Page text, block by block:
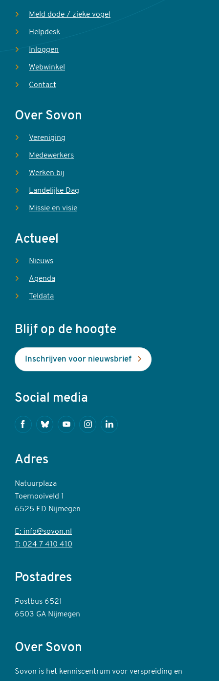
Meld dode / zieke vogel
Helpdesk
Inloggen
Webwinkel
Contact
Over Sovon
Vereniging
Medewerkers
Werken bij
Landelijke Dag
Missie en visie
Actueel
Nieuws
Agenda
Teldata
Blijf op de hoogte
Inschrijven voor nieuwsbrief
Social media
FacebookBlueskyYoutubeInstagramLinkedin
Adres
Natuurplaza
Toernooiveld 1
6525 ED Nijmegen
E: info@sovon.nl
T: 024 7 410 410
Postadres
Postbus 6521
6503 GA Nijmegen
Over Sovon
Sovon is het kenniscentrum voor verspreiding en